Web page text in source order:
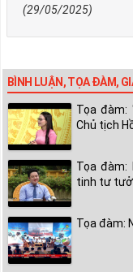
(29/05/2025)
BÌNH LUẬN, TỌA ĐÀM,
Tọa đàm:
Chủ tịch
Tọa đàm:
tinh tư
Tọa đàm: